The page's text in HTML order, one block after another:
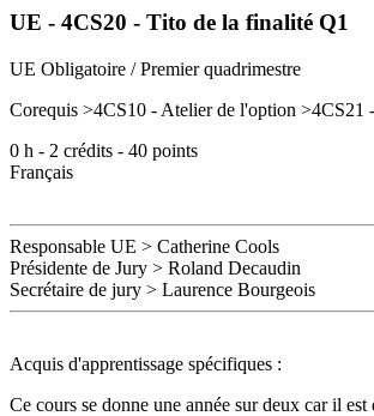
UE - 4CS20 - Tito de la finalité Q1
UE Obligatoire / Premier quadrimestre
Corequis >4CS10 - Atelier de l'option
0 h - 2 crédits - 40 points
Français
Responsable UE > Catherine Cools
Présidente de Jury > Roland Decaudin
Secrétaire de jury > Laurence Bourgeois
Acquis d'apprentissage spécifiques :
Ce cours se donne une année sur deux car il